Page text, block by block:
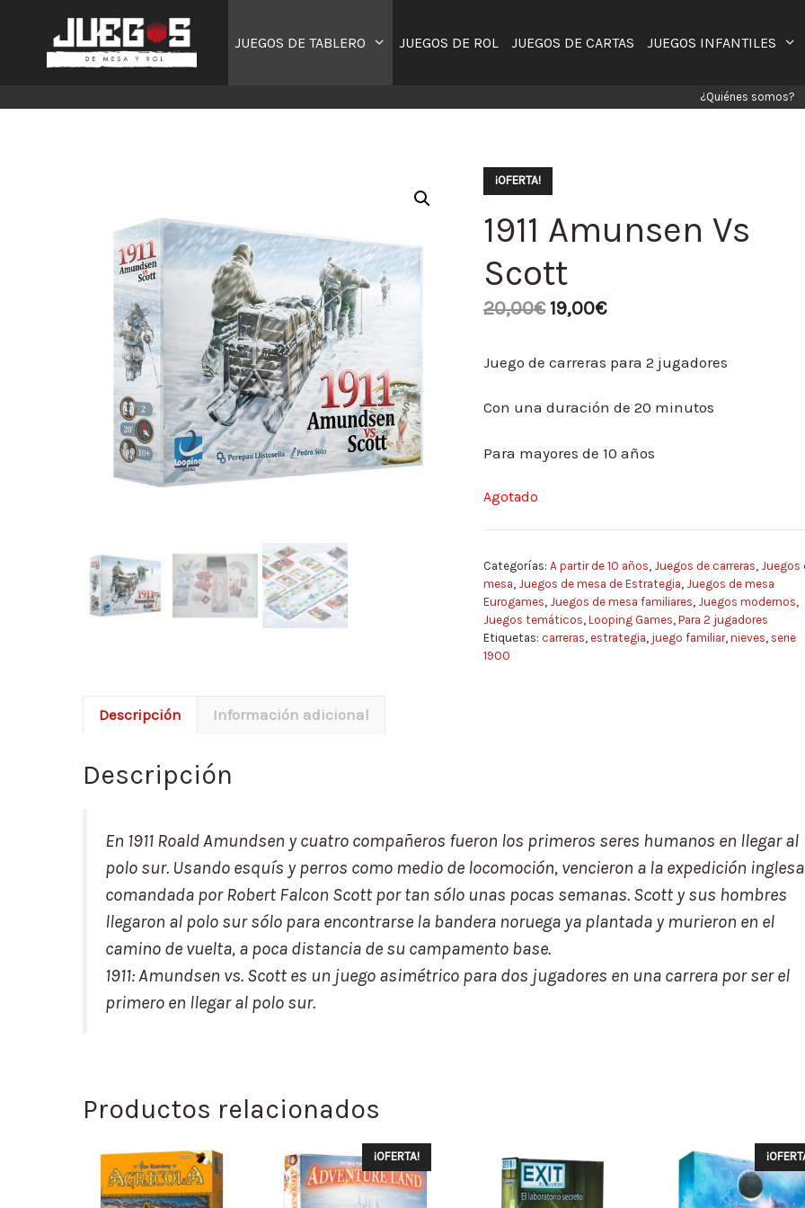
contenido
JUEGOS DE TABLERO JUEGOS DE ROL JUEGOS DE CARTAS JUEGOS INFANTILES
¿Quiénes somos?
¡OFERTA!
1911 Amunsen Vs
Scott
20,00€ 19,00€
Juego de carreras para 2 jugadores
Con una duración de 20 minutos
Para mayores de 10 años
Agotado
Categorías: A partir de 10 años Juegos de carreras Juegos
mesa Juegos de mesa de Estrategia Juegos de mesa
Eurogames Juegos de mesa familiares Juegos modernos
Juegos temáticos Looping Games Para 2 jugadores
Etiquetas: carreras estrategia juego familiar, nieves serie
1900
Descripción Información adicional
Descripción
En 1911 Roald Amundsen y cuatro compañeros fueron los primeros seres humanos en llegar al
polo sur. Usando esquís y perros como medio de locomoción, vencieron a la expedición inglesa
comandada por Robert Falcon Scott por tan sólo unas pocas semanas. Scott y sus hombres
llegaron al polo sur sólo para encontrarse la bandera noruega ya plantada y murieron en el
camino de vuelta, a poca distancia de su campamento base.
1911: Amundsen vs. Scott es un juego asimétrico para dos jugadores en una carrera por ser el
primero en llegar al polo sur.
Productos relacionados
¡OFERTA!